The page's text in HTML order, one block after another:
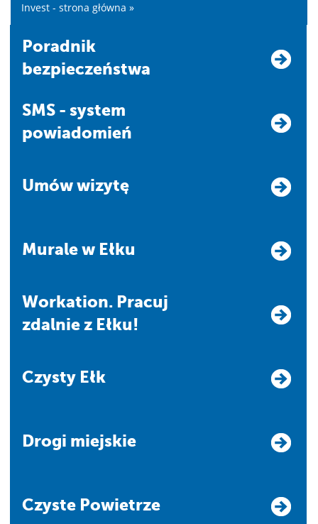
Invest - strona główna »
Poradnik
bezpieczeństwa
SMS - system
powiadomień
Umów wizytę
Murale w Ełku
Workation. Pracuj
zdalnie z Ełku!
Czysty Ełk
Drogi miejskie
Czyste Powietrze